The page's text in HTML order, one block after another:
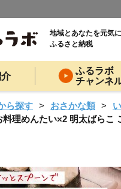
地域とあなたを元気
ふるさと納税
ふるラボ
チャンネ
ら探す おさかな類
料理めんたい×2 明太ばらこ